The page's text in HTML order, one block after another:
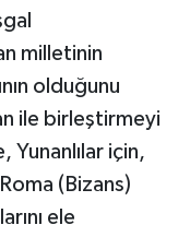
milletinin
olduğunu
ile birleştirmeyi
Yunanlılar için,
(Bizans)
ele